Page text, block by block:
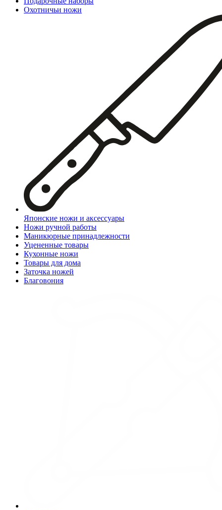
Охотничьи ножи
Японские ножи и аксессуары
Ножи ручной работы
Маникюрные принадлежности
Уцененные товары
Кухонные ножи
Товары для дома
Заточка ножей
Благовония